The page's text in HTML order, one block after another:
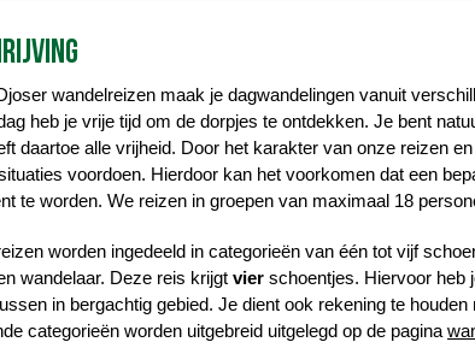
wandelreizen maak je dagwandelingen vanuit
heb je vrije tijd om de dorpjes te ontdekken. Je bent
daartoe alle vrijheid. Door het karakter van onze reizen
voordoen. Hierdoor kan het voorkomen dat een
te worden. We reizen in groepen van maximaal 18
worden ingedeeld in categorieën van één tot vijf
wandelaar. Deze reis krijgt vier schoentjes. Hiervoor heb
in bergachtig gebied. Je dient ook rekening te
categorieën worden uitgebreid uitgelegd op de pagina